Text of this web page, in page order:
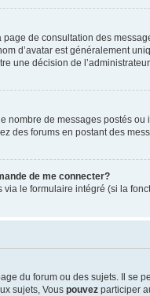
de consultation des
d’avatar est généralement
une décision de
nombre de messages postés
des forums en postant des
de me connecter?
le formulaire intégré (si la
du forum ou des sujets. Il se
sujets, Vous pouvez participer